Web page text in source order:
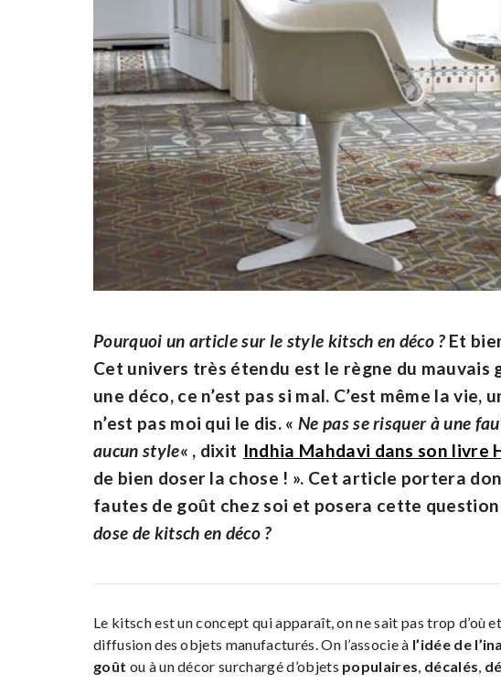
Pourquoi un article sur le style kitsch en déco ? Et
Cet univers très étendu est le règne du mauvais
une déco, ce n’est pas si mal. C’est même la
n’est pas moi qui le dis. « Ne pas se risquer à une
aucun style« , dixit Indhia Mahdavi dans son livre
de bien doser la chose ! ». Cet article portera
fautes de goût chez soi et posera cette
dose de kitsch en déco ?
Le kitsch est un concept qui apparaît, on ne sait pas trop d’où
diffusion des objets manufacturés. On l’associe à l’idée de
goût ou à un décor surchargé d’objets populaires décalés